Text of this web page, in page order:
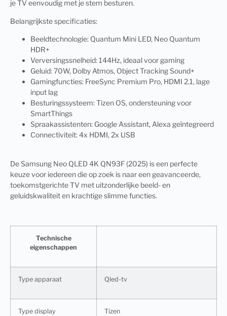
je TV eenvoudig met je stem besturen.
Belangrijkste specificaties:
Beeldtechnologie: Quantum Mini LED, Neo Quantum
HDR+
Verversingssnelheid: 144Hz, ideaal voor gaming
Geluid: 70W, Dolby Atmos, Object Tracking Sound+
Gamingfuncties: FreeSync Premium Pro, HDMI 2.1, lage
input lag
Besturingssysteem: Tizen OS, ondersteuning voor
SmartThings
Spraakassistenten: Google Assistant, Alexa geïntegreerd
Connectiviteit: 4x HDMI, 2x USB
De Samsung Neo QLED 4K QN93F (2025) is een perfecte
keuze voor iedereen die op zoek is naar een geavanceerde,
toekomstgerichte TV met uitzonderlijke beeld- en
geluidskwaliteit en krachtige slimme functies.
Technische
eigenschappen
Type apparaat Qled-tv
Type display Tizen